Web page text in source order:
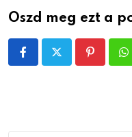
Oszd meg ezt a
Pinterest